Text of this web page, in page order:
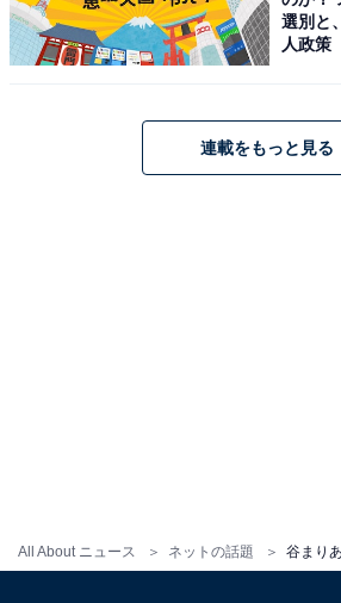
All About ニュース ネットの話題
選別と
人政策
連載をもっと見る